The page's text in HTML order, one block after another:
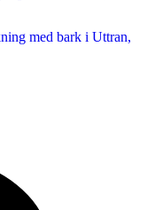
med bark i Uttran,